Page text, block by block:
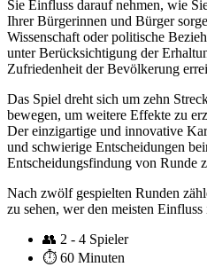
Sie Einfluss darauf nehmen, wie
Ihrer Bürgerinnen und Bürger
Wissenschaft oder politische
unter Berücksichtigung der
Zufriedenheit der Bevölkerung
Das Spiel dreht sich um zehn
bewegen, um weitere Effekte zu
Der einzigartige und innovative
und schwierige Entscheidungen
Entscheidungsfindung von Runde
Nach zwölf gespielten Runden
zu sehen, wer den meisten
👥 2 - 4 Spieler
⏱️ 60 Minuten